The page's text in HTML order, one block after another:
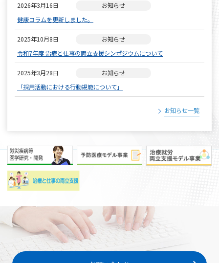
2026年3月16日
お知らせ
健康コラムを更新しました。
2025年10月8日
お知らせ
令和7年度 治療と仕事の両立支援シンポジウムについて
2025年3月28日
お知らせ
「採用活動における行動規範について」
治療と仕事の両立支援相談 社会保険労務士による相談のお知らせ
2026年5月25日
お知らせ
令和8年度「両立支援コーディネーター基礎研修」開催について
2026年3月16日
2025年10月8日
お知らせ
令和7年度 治療と仕事の両立支援シンポジウムについて
2025年3月28日
お知らせ
令和8年度「両立支援コーディネーター基礎研修」開催について
2025年10月8日
イベント情報
令和7年度 治療と仕事の両立支援シンポジウムについて
お知らせ一覧